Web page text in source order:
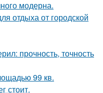
модерна.
отдыха от городской
прочность, точность
99 кв.
стоит.